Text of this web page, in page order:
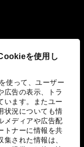
を使用し
使って、ユーザー
広告の表示、トラ
います。またユー
状況についても情
メディアや広告配
トナーに情報を共
された情報は、